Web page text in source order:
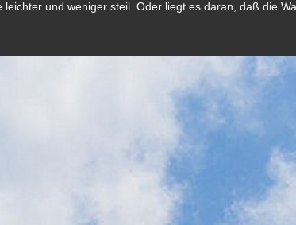
leichter und weniger steil. Oder liegt es daran, daß die